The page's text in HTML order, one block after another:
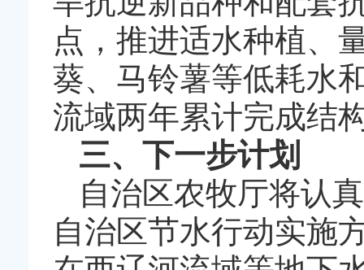
点，推进适水种植、
葵、马铃薯等低耗水
流域两年累计完成结
三、下一步计划
自治区农牧厅将认
自治区节水行动实施